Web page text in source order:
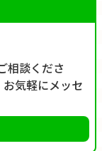
相談くださ
気軽にメッセ